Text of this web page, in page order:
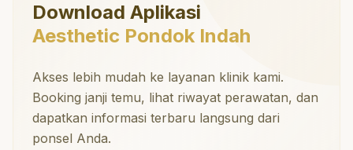
Download Aplikasi
Aesthetic Pondok Indah
Akses lebih mudah ke layanan klinik kami.
Booking janji temu, lihat riwayat perawatan, dan
dapatkan informasi terbaru langsung dari
ponsel Anda.